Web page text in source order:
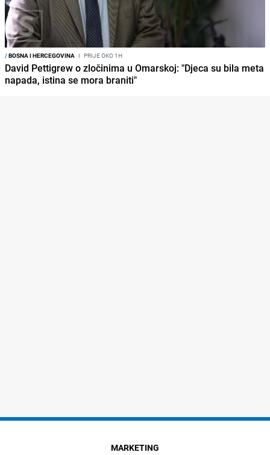
/BOSNA I HERCEGOVINA I PRIJE OKO 1H
David Pettigrew o zločinima u Omarskoj: "Djeca su bila meta
napada, istina se mora braniti"
MARKETING